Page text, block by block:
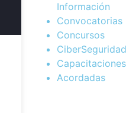
Información
Convocatorias
Concursos
CiberSeguridad
Capacitaciones
Acordadas